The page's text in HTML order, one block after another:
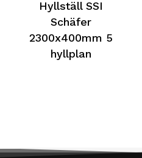
Hyllställ SSI
Schäfer
2300x400mm 5
hyllplan